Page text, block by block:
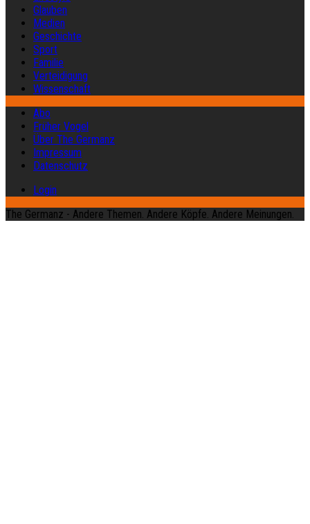
Glauben
Medien
Geschichte
Sport
Familie
Verteidigung
Wissenschaft
Abo
Früher Vogel
Über The Germanz
Impressum
Datenschutz
Login
The Germanz - Andere Themen. Andere Köpfe. Andere Meinungen.